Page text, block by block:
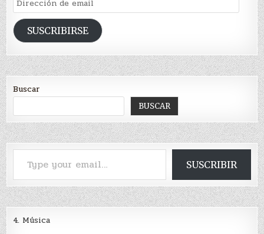
de
emailSUSCRIBIRSE
Buscar
BUSCAR
Type your email…
SUSCRIBIR
4. Música